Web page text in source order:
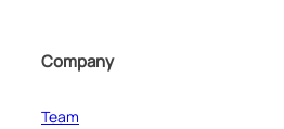
Company
Team